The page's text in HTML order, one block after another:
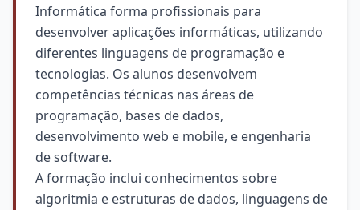
Informática forma profissionais para
desenvolver aplicações informáticas, utilizando
diferentes linguagens de programação e
tecnologias. Os alunos desenvolvem
competências técnicas nas áreas de
programação, bases de dados,
desenvolvimento web e mobile, e engenharia
de software.
A formação inclui conhecimentos sobre
algoritmia e estruturas de dados, linguagens de